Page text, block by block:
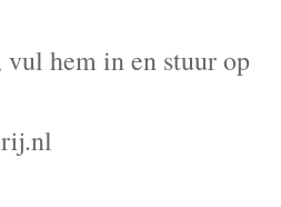
vul hem in en stuur op